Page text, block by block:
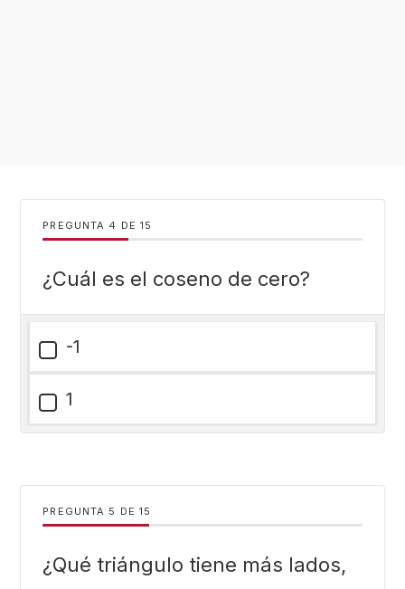
PREGUNTA DE 15
¿Cuál es el coseno de cero?
-1
1
PREGUNTA DE 15
¿Qué triángulo tiene más lados,